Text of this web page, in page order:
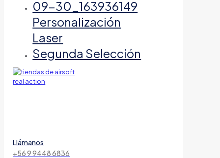
Personalización
Laser
Segunda Selección
Llámanos
+56 9 9448 6836